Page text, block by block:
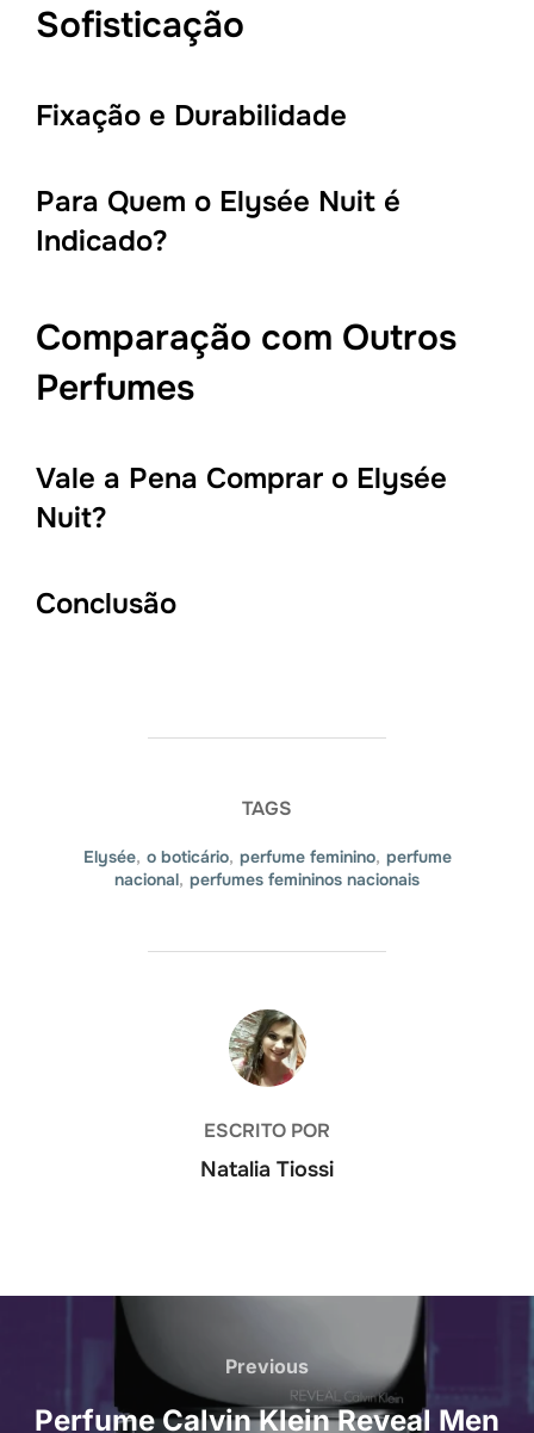
Sofisticação
Fixação e Durabilidade
Para Quem o Elysée Nuit é
Indicado?
Comparação com Outros
Perfumes
Vale a Pena Comprar o Elysée
Nuit?
Conclusão
TAGS
Elysée, o boticário, perfume feminino, perfume
nacional, perfumes femininos nacionais
AUTOR DO POST
ESCRITO POR
Natalia Tiossi
Navegação
Post
Previous
Previous
Perfume Calvin Klein Reveal Men